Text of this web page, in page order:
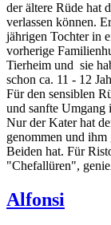
der ältere Rüde hat
verlassen können.
jährigen Tochter in
vorherige
Tierheim und sie
schon ca. 11 - 12
Für den sensiblen
und sanfte Umgang
Nur der Kater hat
genommen und ihm
Beiden hat. Für
"Chefallüren",
Alfonsi